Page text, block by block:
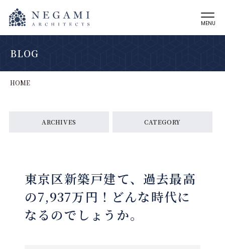
MENU
BLOG
HOME
ARCHIVES CATEGORY
東京区新築戸建て、過去最高
の7,937万円！どんな時代に
なるのでしょうか。